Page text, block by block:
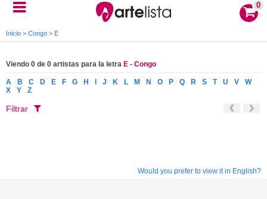
0
Inicio > Congo > E
Viendo 0 de 0 artistas para la letra E - Congo
A B C D E F G H J K L M N O P Q R S T U V
W
X
Y Z
Filtrar
Would you prefer to view it in English?